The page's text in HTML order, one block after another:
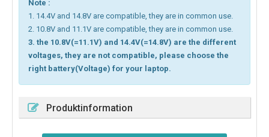
Note :
1. 14.4V and 14.8V are compatible, they are in common use.
2. 10.8V and 11.1V are compatible, they are in common use.
3. the 10.8V(=11.1V) and 14.4V(=14.8V) are the different
voltages, they are not compatible, please choose the
right battery(Voltage) for your laptop.
Produktinformation